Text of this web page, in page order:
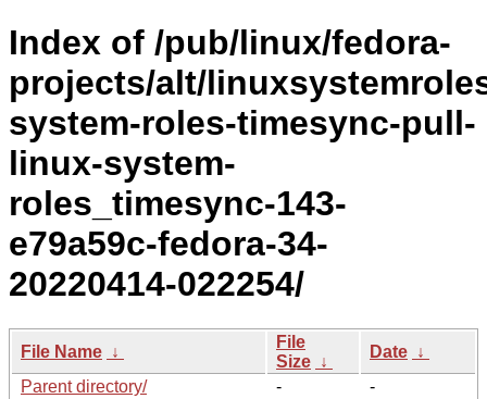
Index of /pub/linux/fedora-
projects/alt/
system-roles-timesync-pull-
linux-system-
roles_timesync-143-
e79a59c-fedora-34-
20220414-022254/
File Name ↓
File
Size ↓
Date ↓
Parent directory/
-
-